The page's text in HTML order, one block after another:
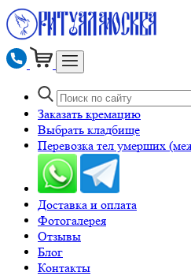
Заказать кремацию
Выбрать кладбище
Перевозка тел умерших
Доставка и оплата
Фотогалерея
Отзывы
Блог
Контакты